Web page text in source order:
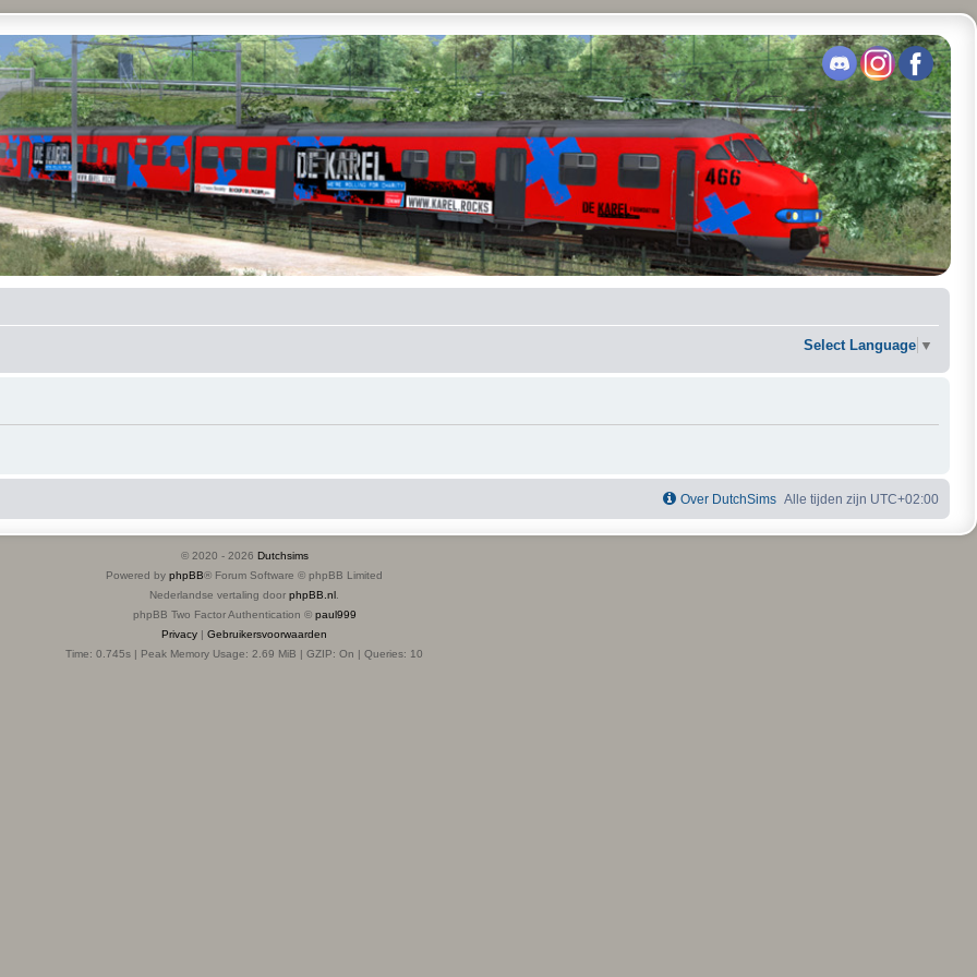
Select Language ▼
Alle tijden zijn UTC+02:00
Over DutchSims
© 2020 - 2026 Dutchsims
Powered by phpBB® Forum Software © phpBB Limited
Nederlandse vertaling door phpBB.nl
phpBB Two Factor Authentication © paul999
Privacy | Gebruikersvoorwaarden
Time: 0.745s | Peak Memory Usage: 2.69 MiB | GZIP: On | Queries: 10